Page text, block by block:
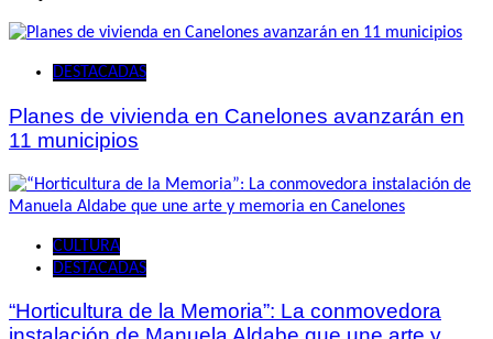
DESTACADAS
Planes de vivienda en Canelones avanzarán en
11 municipios
CULTURA
DESTACADAS
“Horticultura de la Memoria”: La conmovedora